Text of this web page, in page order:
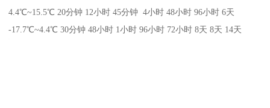
4.4℃~15.5℃ 20分钟 12小时 45分钟 4小时 48小时 96小时 6天
-17.7℃~4.4℃ 30分钟 48小时 1小时 96小时 72小时 8天 8天 14天